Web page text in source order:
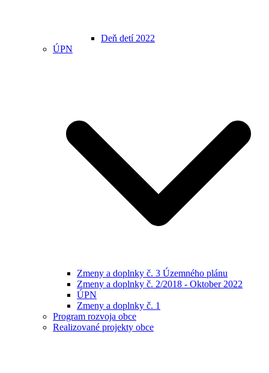
Deň detí 2022
ÚPN
Zmeny a doplnky č. 3 Územného plánu
Zmeny a doplnky č. 2/2018 - Oktober 2022
ÚPN
Zmeny a doplnky č. 1
Program rozvoja obce
Realizované projekty obce